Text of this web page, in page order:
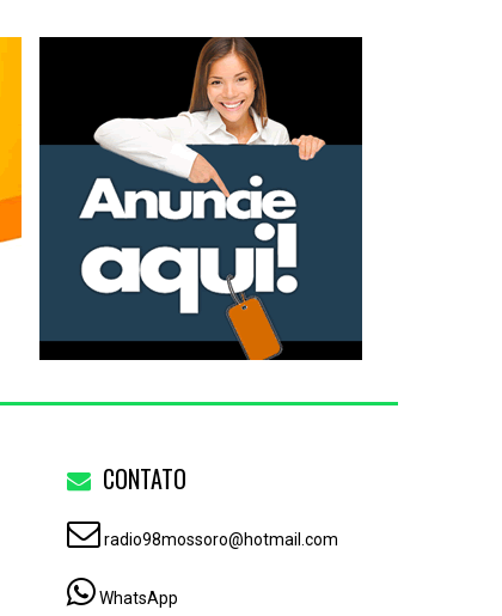
CONTATO
radio98mossoro@hotmail.com
WhatsApp